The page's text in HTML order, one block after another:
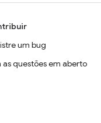
um bug
as questões em aberto